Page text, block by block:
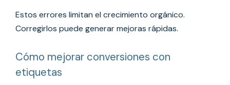
Estos errores limitan el crecimiento orgánico.
Corregirlos puede generar mejoras rápidas.
Cómo mejorar conversiones con
etiquetas